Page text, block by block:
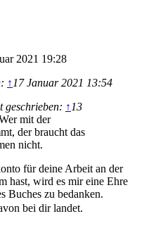
weniger gelungenen eigenen
das eigentlich mache
18:36